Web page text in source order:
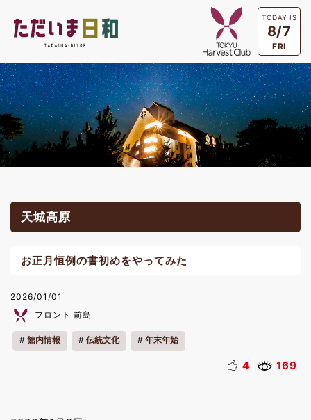
TODAY IS
8/7
FRI
天城高原
お正月恒例の書初めをやってみた
2026/01/01
フロント 前島
館内情報 伝統文化 年末年始
4 169